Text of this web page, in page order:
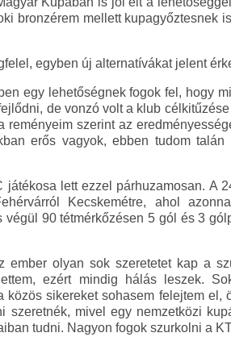
bronzérem mellett kupagyőztesnek
egyben új alternatívákat jelent
egy lehetőségnek fogok fel, hogy
de vonzó volt a klub
szerint az
erős vagyok, ebben tudom
lett ezzel párhuzamosan. A
Kecskemétre, ahol
90 tétmérkőzésen 5 gól és 3
olyan sok szeretetet kap a
ezért mindig hálás leszek.
sikereket sohasem felejtem el,
mivel egy nemzetközi
tudni. Nagyon fogok szurkolni a